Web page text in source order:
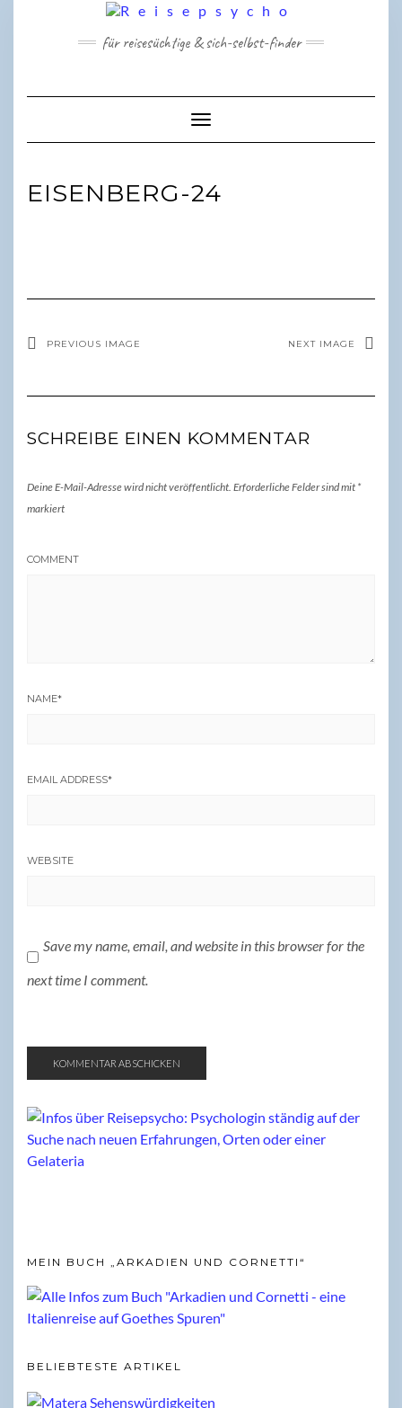
für reisesüchtige & sich-selbst-finder
Toggle Navigation
EISENBERG-24
PREVIOUS IMAGE NEXT IMAGE
SCHREIBE EINEN KOMMENTAR
Deine E-Mail-Adresse wird nicht veröffentlicht. Erforderliche Felder sind mit *
markiert
COMMENT
NAME*
EMAIL ADDRESS*
WEBSITE
Save my name, email, and website in this browser for the
next time I comment.
MEIN BUCH „ARKADIEN UND CORNETTI“
BELIEBTESTE ARTIKEL